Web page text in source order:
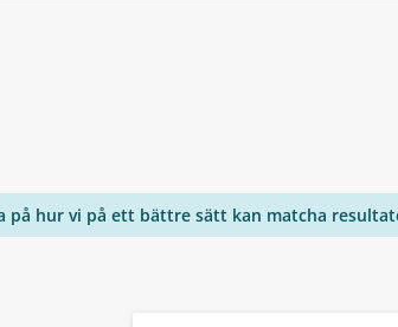
hur vi på ett bättre sätt kan matcha